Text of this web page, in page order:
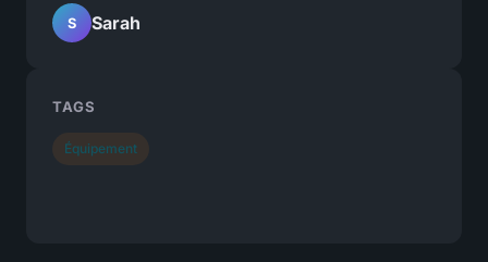
S Sarah
TAGS
Équipement